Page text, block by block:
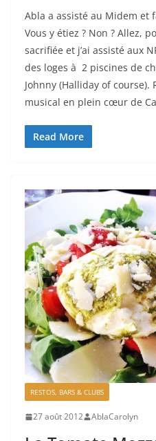
Abla a assisté au Midem et
Vous y étiez ? Non ? Allez,
sacrifiée et j’ai assisté aux
des loges à 2 piscines de
Johnny (Halliday of
musical en plein cœur de
Read More
RESTOS, BARS & CLUBS
27 août 2012 AblaCarolyn